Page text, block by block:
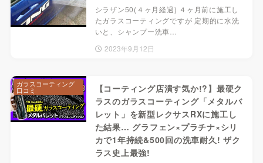
シラザン50(４ヶ月経過) ４ヶ月前に施工し
たガラスコーティングですが 定期的に水洗
いと、シャンプー洗車…
2023年9月12日
【コーティング店潰す気か!?】最硬ク
ラスのガラスコーティング「メタルバ
レット」を新型レクサスRXに施工し
た結果… グラフェン×プラチナ×シリ
カで1年持続&500回の洗車耐久! ザク
ラス史上最強!
ガラスコーティング
口コミ